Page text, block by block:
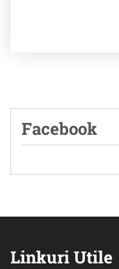
Facebook
Linkuri Utile